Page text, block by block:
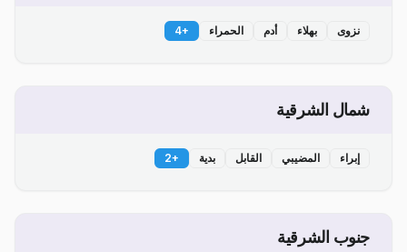
نزوى بهلاء أدم الحمراء +
4
شمال الشرقية
إبراء المضيبي القابل بدية +
2
جنوب الشرقية